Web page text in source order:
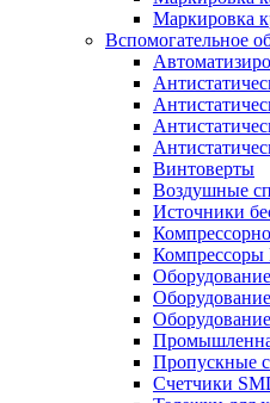
Маркировка
Вспомогательное
Винтоверты
Воздушные
Источники
Компрессоры
Пропускные
Счетчики